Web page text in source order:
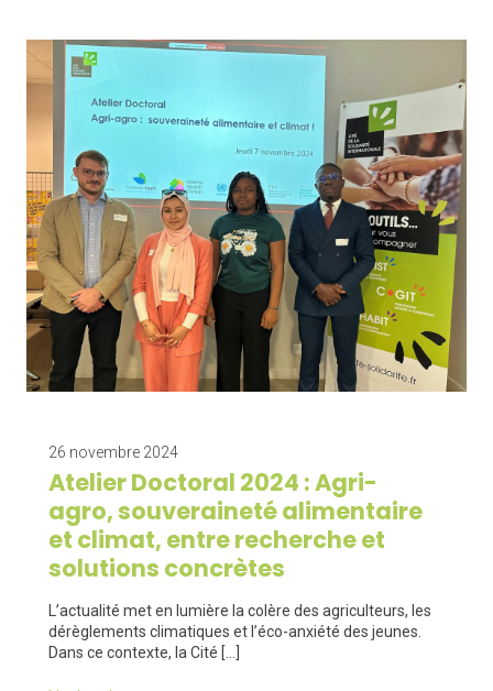
26 novembre 2024
Atelier Doctoral 2024 : Agri-
agro, souveraineté alimentaire
et climat, entre recherche et
solutions concrètes
L’actualité met en lumière la colère des agriculteurs, les
dérèglements climatiques et l’éco-anxiété des jeunes.
Dans ce contexte, la Cité […]